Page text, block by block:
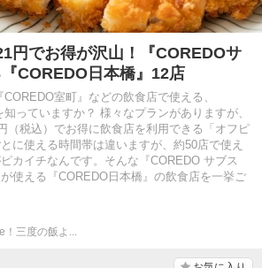
円でお得が沢山！『COREDOサ
COREDO日本橋』12店
COREDO室町』などの飲食店で使える、
知っていますか？ 様々なプランがありますが、
（税込）でお得に飲食店を利用できる「オフピ
に使える時間帯は違いますが、約50店で使え
カイチなんです。そんな『COREDO サブス
使える『COREDO日本橋』の飲食店を一挙ご
三度の飯よ...